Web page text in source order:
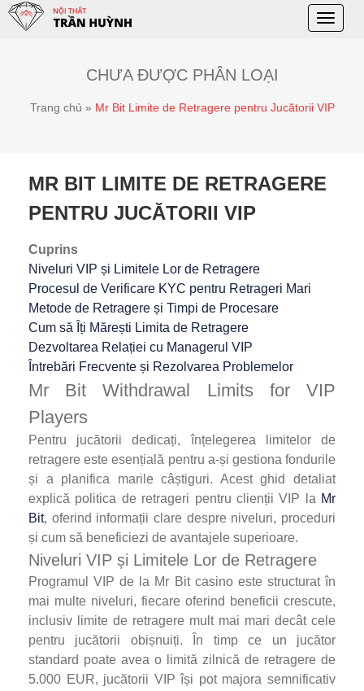
Toggle
CHƯA ĐƯỢC PHÂN LOẠI
Trang chủ » Mr Bit Limite de Retragere pentru Jucătorii VIP
MR BIT LIMITE DE RETRAGERE
PENTRU JUCĂTORII VIP
Cuprins
Niveluri VIP și Limitele Lor de Retragere
Procesul de Verificare KYC pentru Retrageri Mari
Metode de Retragere și Timpi de Procesare
Cum să Îți Mărești Limita de Retragere
Dezvoltarea Relației cu Managerul VIP
Întrebări Frecvente și Rezolvarea Problemelor
Mr Bit Withdrawal Limits for VIP
Players
Pentru jucătorii dedicați, înțelegerea limitelor de
retragere este esențială pentru a-și gestiona fondurile
și a planifica marile câștiguri. Acest ghid detaliat
explică politica de retrageri pentru clienții VIP la Mr
Bit, oferind informații clare despre niveluri, proceduri
și cum să beneficiezi de avantajele superioare.
Niveluri VIP și Limitele Lor de Retragere
Programul VIP de la Mr Bit casino este structurat în
mai multe niveluri, fiecare oferind beneficii crescute,
inclusiv limite de retragere mult mai mari decât cele
pentru jucătorii obișnuiți. În timp ce un jucător
standard poate avea o limită zilnică de retragere de
5.000 EUR, jucătorii VIP își pot majora semnificativ